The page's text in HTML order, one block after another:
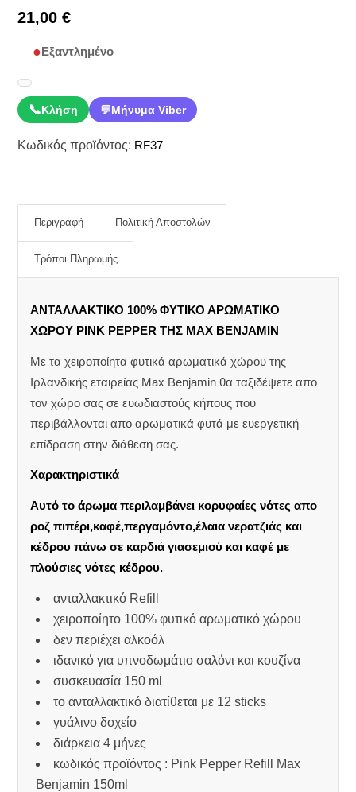
21,00€
Εξαντλημένο
📞Κλήση 💬Μήνυμα Viber
Κωδικός προϊόντος: RF37
Περιγραφή Πολιτική Αποστολών
Τρόποι Πληρωμής
ΑΝΤΑΛΛΑΚΤΙΚΟ 100% ΦΥΤΙΚΟ ΑΡΩΜΑΤΙΚΟ
ΧΩΡΟΥ PINK PEPPER ΤΗΣ MAX BENJAMIN
Με τα χειροποίητα φυτικά αρωματικά χώρου της
Ιρλανδικής εταιρείας Max Benjamin θα ταξιδέψετε απο
τον χώρο σας σε ευωδιαστούς κήπους που
περιβάλλονται απο αρωματικά φυτά με ευεργετική
επίδραση στην διάθεση σας.
Χαρακτηριστικά
Αυτό το άρωμα περιλαμβάνει κορυφαίες νότες απο
ροζ πιπέρι,καφέ,περγαμόντο,έλαια νερατζιάς και
κέδρου πάνω σε καρδιά γιασεμιού και καφέ με
πλούσιες νότες κέδρου.
ανταλλακτικό Refill
χειροποίητο 100% φυτικό αρωματικό χώρου
δεν περιέχει αλκοόλ
ιδανικό για υπνοδωμάτιο σαλόνι και κουζίνα
συσκευασία 150 ml
το ανταλλακτικό διατίθεται με 12 sticks
γυάλινο δοχείο
διάρκεια 4 μήνες
κωδικός προϊόντος : Pink Pepper Refill Max
Benjamin 150ml